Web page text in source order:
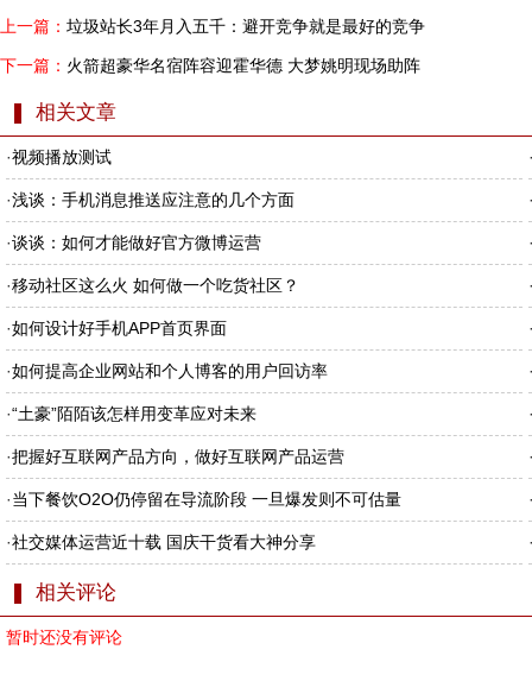
上一篇： 垃圾站长3年月入五千：避开竞争就是最好的竞争
下一篇： 火箭超豪华名宿阵容迎霍华德 大梦姚明现场助阵
相关文章
·视频播放测试
·浅谈：手机消息推送应注意的几个方面
·谈谈：如何才能做好官方微博运营
·移动社区这么火 如何做一个吃货社区？
·如何设计好手机APP首页界面
·如何提高企业网站和个人博客的用户回访率
·“土豪”陌陌该怎样用变革应对未来
·把握好互联网产品方向，做好互联网产品运营
·当下餐饮O2O仍停留在导流阶段 一旦爆发则不可估量
·社交媒体运营近十载 国庆干货看大神分享
相关评论
暂时还没有评论